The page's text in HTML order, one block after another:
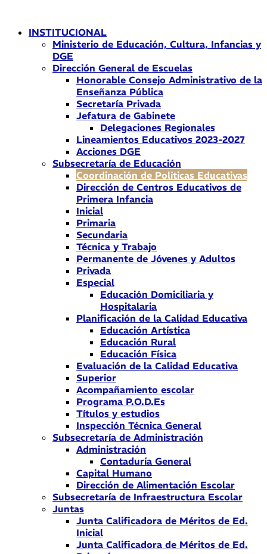
contenidoINSTITUCIONAL
Ministerio de Educación, Cultura, Infancias y
DGE
Dirección General de Escuelas
Honorable Consejo Administrativo de la
Enseñanza Pública
Secretaría Privada
Jefatura de Gabinete
Delegaciones Regionales
Lineamientos Educativos 2023-2027
Acciones DGE
Subsecretaría de Educación
Coordinación de Políticas Educativas
Dirección de Centros Educativos de
Primera Infancia
Inicial
Primaria
Secundaria
Técnica y Trabajo
Permanente de Jóvenes y Adultos
Privada
Especial
Educación Domiciliaria y
Hospitalaria
Planificación de la Calidad Educativa
Educación Artística
Educación Rural
Educación Física
Evaluación de la Calidad Educativa
Superior
Acompañamiento escolar
Programa P.O.D.Es
Títulos y estudios
Inspección Técnica General
Subsecretaría de Administración
Administración
Contaduría General
Capital Humano
Dirección de Alimentación Escolar
Subsecretaría de Infraestructura Escolar
Juntas
Junta Calificadora de Méritos de Ed.
Inicial
Junta Calificadora de Méritos de Ed.